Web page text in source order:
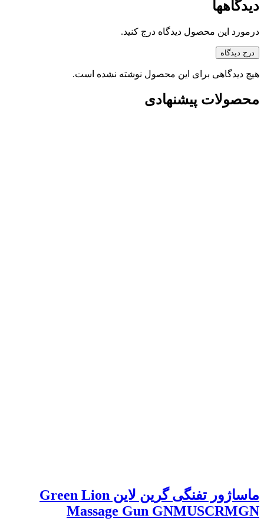
دیدگاهها
درمورد این محصول دیدگاه درج کنید.
درج دیدگاه
هیچ دیدگاهی برای این محصول نوشته نشده است.
محصولات پیشنهادی
ماساژور تفنگی گرین لاین Green Lion
Massage Gun GNMUSCRMGN